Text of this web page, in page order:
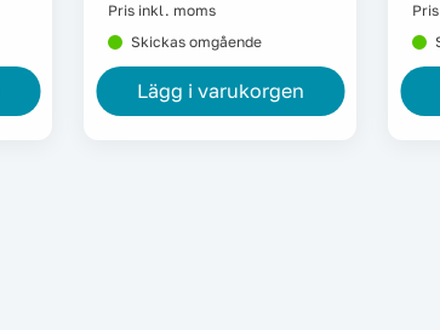
Pris inkl. moms
Skickas omgående
Lägg i varukorgen